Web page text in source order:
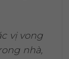
vị vong
nhà,